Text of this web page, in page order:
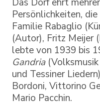
Persönlichkeiten,
Familie Rabaglio
(Autor), Fritz Meijer
lebte von 1939 bis
Gandria
und Tessiner
Bordoni, Vittorino
Mario Pacchin.